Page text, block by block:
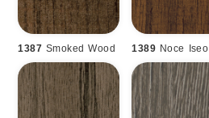
1389 Noce Iseo
1387 Smoked Wood